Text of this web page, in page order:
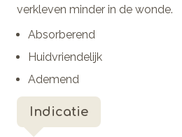
verkleven minder in de wonde.
Absorberend
Huidvriendelijk
Ademend
Indicatie